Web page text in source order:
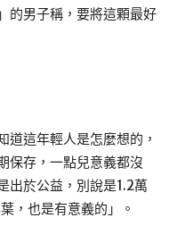
的男子稱，要將這顆最好
道這年輕人是怎麼想的，
保存，一點兒意義都沒
出於公益，別說是1.2萬
，也是有意義的」。